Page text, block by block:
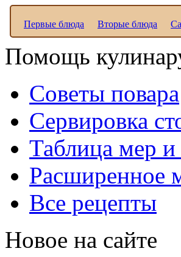
Первые блюда Вторые блюда
Помощь
Советы повара
Сервировка
Таблица мер и
Расширенное
Все рецепты
Новое на сайте